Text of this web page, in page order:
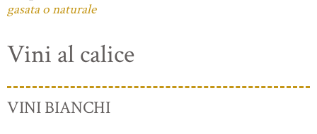
gasata o naturale
Vini al calice
VINI BIANCHI